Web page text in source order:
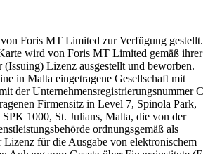
Foris MT Limited zur Verfügung gestellt.
wird von Foris MT Limited gemäß ihrer
Lizenz ausgestellt und beworben.
in Malta eingetragene Gesellschaft mit
der Unternehmensregistrierungsnummer C
Firmensitz in Level 7, Spinola Park,
1000, St. Julians, Malta, die von der
ordnungsgemäß als
für die Ausgabe von elektronischem